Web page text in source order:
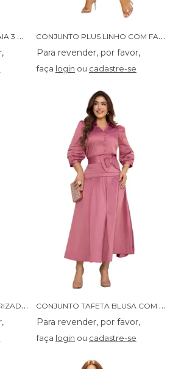
C
ONJUNTO BLUSA COM SAIA 3 MARIAS - 04622 C
ONJUNTO PLUS LINHO COM FAIXA NA SAIA - 04617
faça login ou cadastre-se
C
ONJUNTO MALHA TEXTURIZADA COM AMARRACAO E BOTOES LATERAIS - 04632 C
ONJUNTO TAFETA BLUSA COM GOLA E BOTOES E SAIA COM LAÇO - 04627
faça login ou cadastre-se